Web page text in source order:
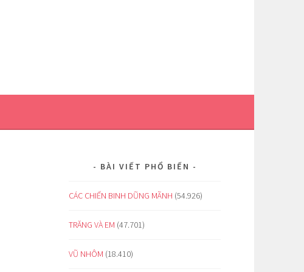
BÀI VIẾT PHỔ BIẾN
CÁC CHIẾN BINH DŨNG MÃNH (54.926)
TRĂNG VÀ EM (47.701)
VŨ NHÔM (18.410)